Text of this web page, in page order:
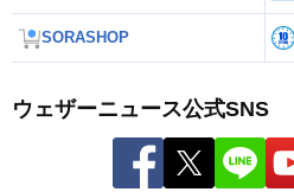
SORASHOP
ウェザーニュース公式SNS